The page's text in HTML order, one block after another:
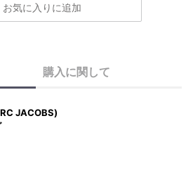
お気に入りに追加
購入に関して
JACOBS)